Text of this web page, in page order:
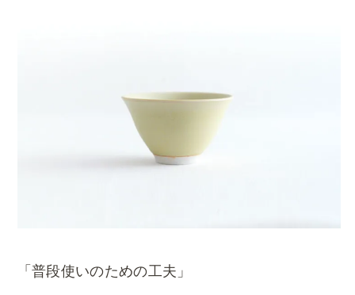
「普段使いのための工夫」